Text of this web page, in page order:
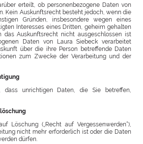
erteilt, ob personenbezogene Daten von
Kein Auskunftsrecht besteht jedoch, wenn die
Gründen, insbesondere wegen eines
Interesses eines Dritten, geheim gehalten
das Auskunftsrecht nicht ausgeschlossen ist
Daten von Laura Siebeck verarbeitet
über die ihre Person betreffende Daten
zum Zwecke der Verarbeitung und der
dass unrichtigen Daten, die Sie betreffen,
Löschung („Recht auf Vergessenwerden“),
nicht mehr erforderlich ist oder die Daten
dürfen.